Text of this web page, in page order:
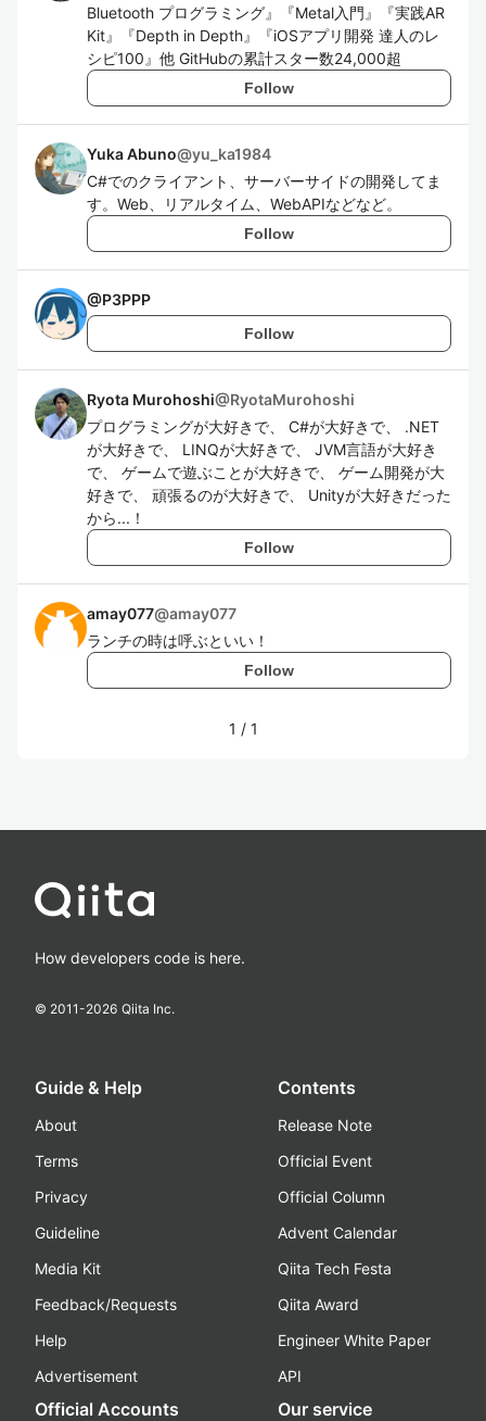
Bluetooth プログラミング』『Metal入門』『実践AR
Kit』『Depth in Depth』『iOSアプリ開発 達人のレ
シピ100』他 GitHubの累計スター数24,000超
Follow
Yuka Abuno@yu_ka1984
C#でのクライアント、サーバーサイドの開発してま
す。Web、リアルタイム、WebAPIなどなど。
Follow
@P3PPP
Follow
Ryota Murohoshi@RyotaMurohoshi
プログラミングが大好きで、 C#が大好きで、 .NET
が大好きで、 LINQが大好きで、 JVM言語が大好き
で、 ゲームで遊ぶことが大好きで、 ゲーム開発が大
好きで、 頑張るのが大好きで、 Unityが大好きだった
から...！
Follow
amay077@amay077
ランチの時は呼ぶといい！
Follow
1 / 1
How developers code is here.
© 2011-2026 Qiita Inc.
Guide & Help
About
Terms
Privacy
Guideline
Media Kit
Feedback/Requests
Help
Advertisement
Contents
Release Note
Official Event
Official Column
Advent Calendar
Qiita Tech Festa
Qiita Award
Engineer White Paper
API
Official Accounts Our service